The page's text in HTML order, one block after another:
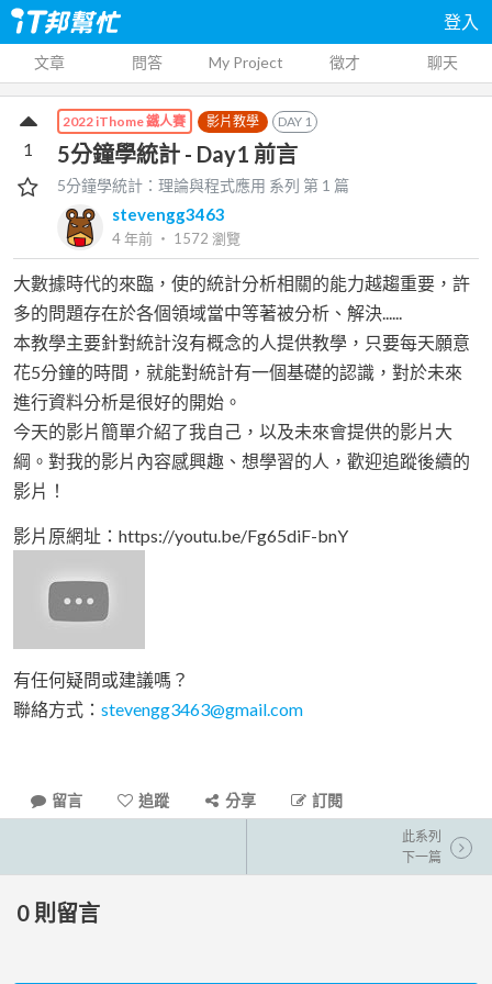
登入
文章 問答 My Project 徵才 聊天
2022 iThome 鐵人賽 影片教學 DAY 1
5分鐘學統計 - Day1 前言
5分鐘學統計：理論與程式應用 系列 第 1 篇
stevengg3463
4 年前 ‧ 1572 瀏覽
1
大數據時代的來臨，使的統計分析相關的能力越趨重要，許
多的問題存在於各個領域當中等著被分析、解決......
本教學主要針對統計沒有概念的人提供教學，只要每天願意
花5分鐘的時間，就能對統計有一個基礎的認識，對於未來
進行資料分析是很好的開始。
今天的影片簡單介紹了我自己，以及未來會提供的影片大
綱。對我的影片內容感興趣、想學習的人，歡迎追蹤後續的
影片！
影片原網址：https://youtu.be/Fg65diF-bnY
有任何疑問或建議嗎？
聯絡方式： stevengg3463@gmail.com
留言 追蹤 分享 訂閱
此系列
下一篇
0 則留言